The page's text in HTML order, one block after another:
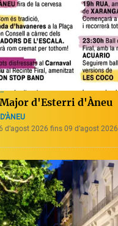
d'Esterri d'Àneu
d’agost 2026 fins 09 d’agost 2026